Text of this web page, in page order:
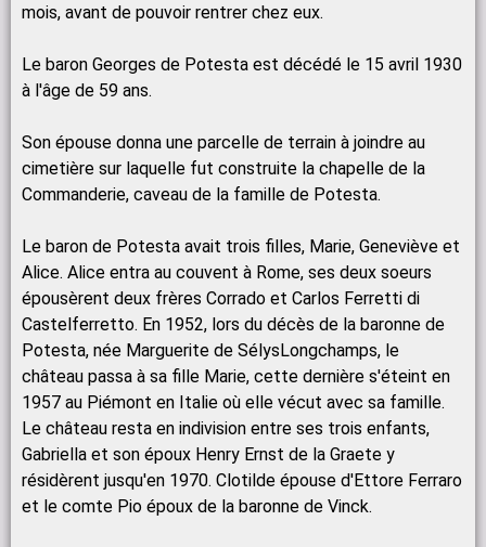
mois, avant de pouvoir rentrer chez eux.
Le baron Georges de Potesta est décédé le 15 avril 1930
à l'âge de 59 ans.
Son épouse donna une parcelle de terrain à joindre au
cimetière sur laquelle fut construite la chapelle de la
Commanderie, caveau de la famille de Potesta.
Le baron de Potesta avait trois filles, Marie, Geneviève et
Alice. Alice entra au couvent à Rome, ses deux soeurs
épousèrent deux frères Corrado et Carlos Ferretti di
Castelferretto. En 1952, lors du décès de la baronne de
Potesta, née Marguerite de SélysLongchamps, le
château passa à sa fille Marie, cette dernière s'éteint en
1957 au Piémont en Italie où elle vécut avec sa famille.
Le château resta en indivision entre ses trois enfants,
Gabriella et son époux Henry Ernst de la Graete y
résidèrent jusqu'en 1970. Clotilde épouse d'Ettore Ferraro
et le comte Pio époux de la baronne de Vinck.